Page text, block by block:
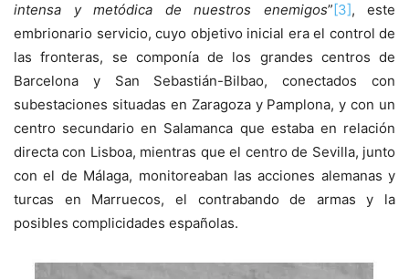
intensa y metódica de nuestros enemigos”[3], este
embrionario servicio, cuyo objetivo inicial era el control de
las fronteras, se componía de los grandes centros de
Barcelona y San Sebastián-Bilbao, conectados con
subestaciones situadas en Zaragoza y Pamplona, ​​y con un
centro secundario en Salamanca que estaba en relación
directa con Lisboa, mientras que el centro de Sevilla, junto
con el de Málaga, monitoreaban las acciones alemanas y
turcas en Marruecos, el contrabando de armas y la
posibles complicidades españolas.